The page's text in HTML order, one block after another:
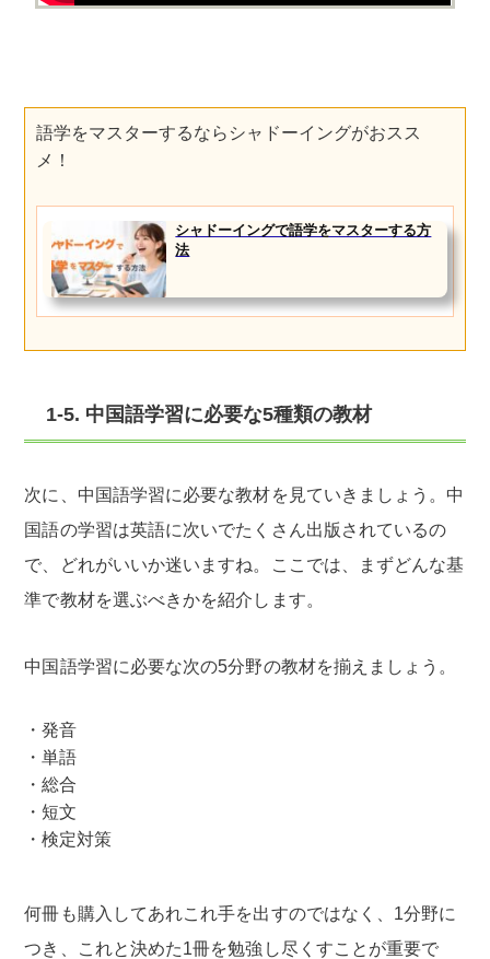
語学をマスターするならシャドーイングがおスス
メ！
シャドーイングで語学をマスターする方
法
1-5. 中国語学習に必要な5種類の教材
次に、中国語学習に必要な教材を見ていきましょう。中
国語の学習は英語に次いでたくさん出版されているの
で、どれがいいか迷いますね。ここでは、まずどんな基
準で教材を選ぶべきかを紹介します。
中国語学習に必要な次の5分野の教材を揃えましょう。
発音
単語
総合
短文
検定対策
何冊も購入してあれこれ手を出すのではなく、1分野に
つき、これと決めた1冊を勉強し尽くすことが重要で